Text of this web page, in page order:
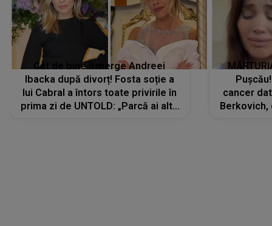
Cât de bine îi merge Andreei
Ibacka după divorț! Fosta soție a
lui Cabral a întors toate privirile în
prima zi de UNTOLD: „Parcă ai altă
cancer
Berkovich,